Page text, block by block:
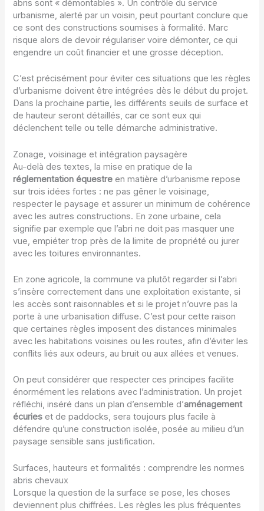
abris sont « démontables ». Un contrôle du service
urbanisme, alerté par un voisin, peut pourtant conclure que
ce sont des constructions soumises à formalité. Marc
risque alors de devoir régulariser voire démonter, ce qui
engendre un coût financier et une grosse déception.
C’est précisément pour éviter ces situations que les règles
d’urbanisme doivent être intégrées dès le début du projet.
Dans la prochaine partie, les différents seuils de surface et
de hauteur seront détaillés, car ce sont eux qui
déclenchent telle ou telle démarche administrative.
Zonage, voisinage et intégration paysagère
Au-delà des textes, la mise en pratique de la
réglementation équestre en matière d’urbanisme repose
sur trois idées fortes : ne pas gêner le voisinage,
respecter le paysage et assurer un minimum de cohérence
avec les autres constructions. En zone urbaine, cela
signifie par exemple que l’abri ne doit pas masquer une
vue, empiéter trop près de la limite de propriété ou jurer
avec les toitures environnantes.
En zone agricole, la commune va plutôt regarder si l’abri
s’insère correctement dans une exploitation existante, si
les accès sont raisonnables et si le projet n’ouvre pas la
porte à une urbanisation diffuse. C’est pour cette raison
que certaines règles imposent des distances minimales
avec les habitations voisines ou les routes, afin d’éviter les
conflits liés aux odeurs, au bruit ou aux allées et venues.
On peut considérer que respecter ces principes facilite
énormément les relations avec l’administration. Un projet
réfléchi, inséré dans un plan d’ensemble d’aménagement
écuries et de paddocks, sera toujours plus facile à
défendre qu’une construction isolée, posée au milieu d’un
paysage sensible sans justification.
Surfaces, hauteurs et formalités : comprendre les normes
abris chevaux
Lorsque la question de la surface se pose, les choses
deviennent plus chiffrées. Les règles les plus fréquentes